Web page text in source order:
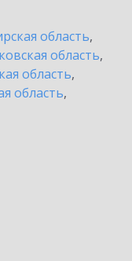
область,
область,
область,
область,